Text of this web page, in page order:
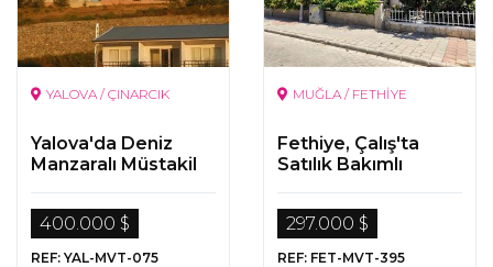
YALOVA / ÇINARCIK
Yalova'da Deniz
Manzaralı Müstakil
400.000 $
REF: YAL-MVT-075
MUĞLA / FETHİYE
Fethiye, Çalış'ta
Satılık Bakımlı
297.000 $
REF: FET-MVT-395